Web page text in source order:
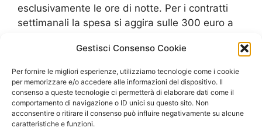
Gestisci Consenso Cookie
Per fornire le migliori esperienze, utilizziamo tecnologie come i cookie
per memorizzare e/o accedere alle informazioni del dispositivo. Il
consenso a queste tecnologie ci permetterà di elaborare dati come il
comportamento di navigazione o ID unici su questo sito. Non
acconsentire o ritirare il consenso può influire negativamente su alcune
caratteristiche e funzioni.
esclusivamente le ore di notte. Per i contratti
settimanali la spesa si aggira sulle 300 euro a
per i canoni mensili si sale su una spesa di 800
euro. Essi hanno sempre le richieste di cauzione
tranne per le aziende che effettuano il canone
mensile. Infine, il canone mensile ha una durata
minima di 24 mesi, almeno che l’agenzia non
abbia redatto un contratto personale per